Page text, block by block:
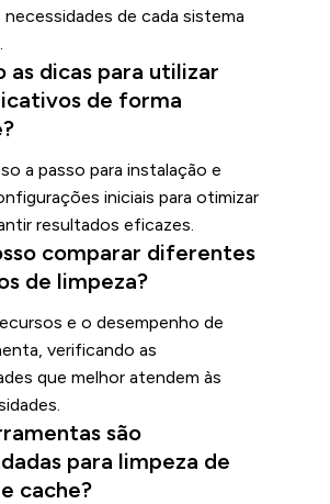
de cada sistema
as dicas para utilizar
de forma
a passo para instalação e
iniciais para otimizar
resultados eficazes.
comparar diferentes
de limpeza?
e o desempenho de
verificando as
que melhor atendem às
são
para limpeza de
cache?